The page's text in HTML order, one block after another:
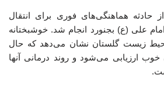
حادثه هماهنگی‌های فوری برای انتقال
علی (ع) بجنورد انجام شد. خوشبختانه
محیط زیست گلستان نشان می‌دهد که حال
ارزیابی می‌شود و روند درمانی آنها